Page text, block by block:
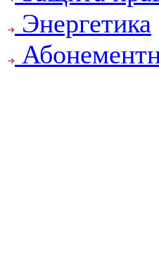
Энергетика